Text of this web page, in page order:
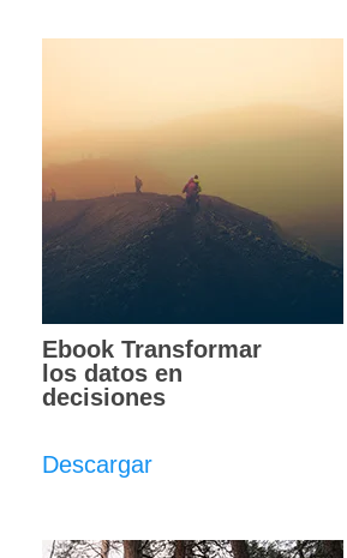
Ebook Transformar
los datos en
decisiones
Descargar